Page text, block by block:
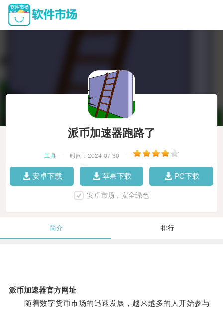
派币加速器跑路了
工具 时间：2024-07-30
安卓下载 苹果下载 PC下载
安卓市场，安全绿色
简介 排行
派币加速器官方网址
随着数字货币市场的迅速发展，越来越多的人开始参与